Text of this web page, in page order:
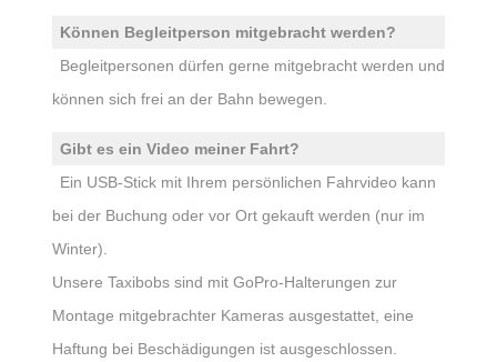
Können Begleitperson mitgebracht werden?
Begleitpersonen dürfen gerne mitgebracht werden und
können sich frei an der Bahn bewegen.
Gibt es ein Video meiner Fahrt?
Ein USB-Stick mit Ihrem persönlichen Fahrvideo kann
bei der Buchung oder vor Ort gekauft werden (nur im
Winter).
Unsere Taxibobs sind mit GoPro-Halterungen zur
Montage mitgebrachter Kameras ausgestattet, eine
Haftung bei Beschädigungen ist ausgeschlossen.